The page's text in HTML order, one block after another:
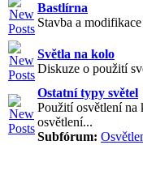
Bastlírna
Stavba a
Světla na kolo
Diskuze o použití
Ostatní typy světel
Použití osvětlení na
osvětlení...
Subfórum: